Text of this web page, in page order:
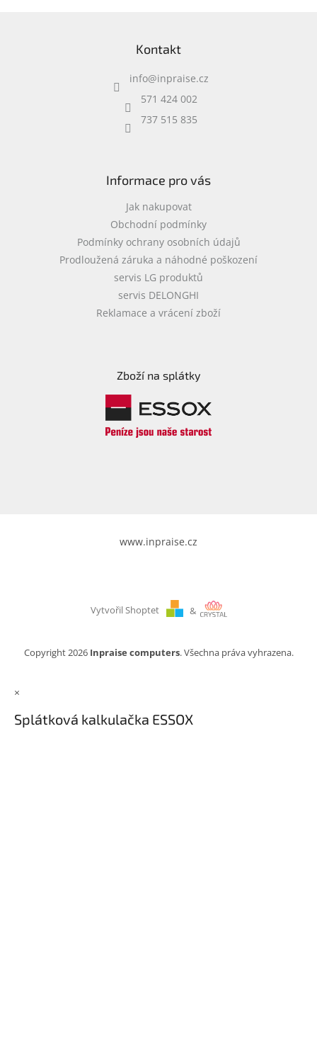
Kontakt
info@inpraise.cz
571 424 002
737 515 835
Informace pro vás
Jak nakupovat
Obchodní podmínky
Podmínky ochrany osobních údajů
Prodloužená záruka a náhodné poškození
servis LG produktů
servis DELONGHI
Reklamace a vrácení zboží
Zboží na splátky
www.inpraise.cz
Vytvořil Shoptet &
Copyright 2026 Inpraise computers. Všechna práva vyhrazena.
×
Splátková kalkulačka ESSOX